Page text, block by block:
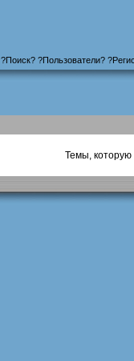
?Поиск? ?Пользователи? ?
Темы, которую